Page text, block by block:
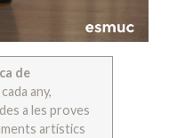
de
any,
a les proves
artístics